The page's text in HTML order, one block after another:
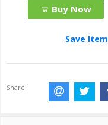
Buy Now
Save Item
Share: